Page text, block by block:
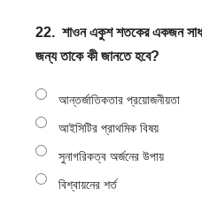
22. শাওন একুশ শতকের একজন
জন্য তাকে কী জানতে হবে?
আন্তর্জাতিকতার প্রয়োজনীয়তা
আইসিটির প্রাথমিক বিষয়
সুনাগরিকত্ব অর্জনের উপায়
বিশ্বায়নের শর্ত